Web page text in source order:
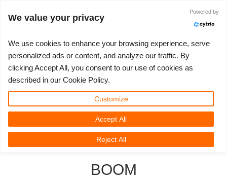
SUPPORT TICKET
Show Tickets
МОЙ REBUS
ControlCenter
Unlimited Render
3D ARTIST OF THE YEAR
2023
2021
КОНКУРСЫ
Creative 3D Lab. Challenge
Memories Challenge
Summer Vibes 3D Challenge
СООБЩЕСТВО
Блог
RebusArt
ПОДДЕРЖКА
Видео пособия
FAQ
ЦЕНЫ
Цены и скидки
Неограниченная аренда рендеринга
3D ПРОГРАММЫ
3ds Max
Maya
НАЧАТЬ
Краткое руководство
TeamManager
Войти
RebusFarm News
3D Community
3D Film News
BOOM
We value your privacy
Powered by
We use cookies to enhance your browsing experience, serve
personalized ads or content, and analyze our traffic. By
clicking Accept All, you consent to our use of cookies as
described in our Cookie Policy.
Customize
Reject All
Accept All